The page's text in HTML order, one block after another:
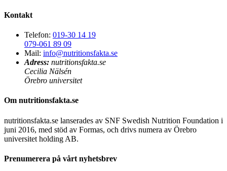
Kontakt
Telefon: 019-30 14 19
079-061 89 09
Mail: info@nutritionsfakta.se
Adress: nutritionsfakta.se
Cecilia Nälsén
Örebro universitet
Om nutritionsfakta.se
nutritionsfakta.se lanserades av SNF Swedish Nutrition Foundation i
juni 2016, med stöd av Formas, och drivs numera av Örebro
universitet holding AB.
Prenumerera på vårt nyhetsbrev